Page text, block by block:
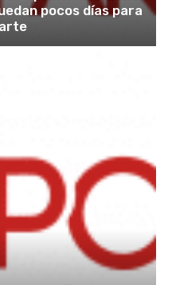
pocos días para